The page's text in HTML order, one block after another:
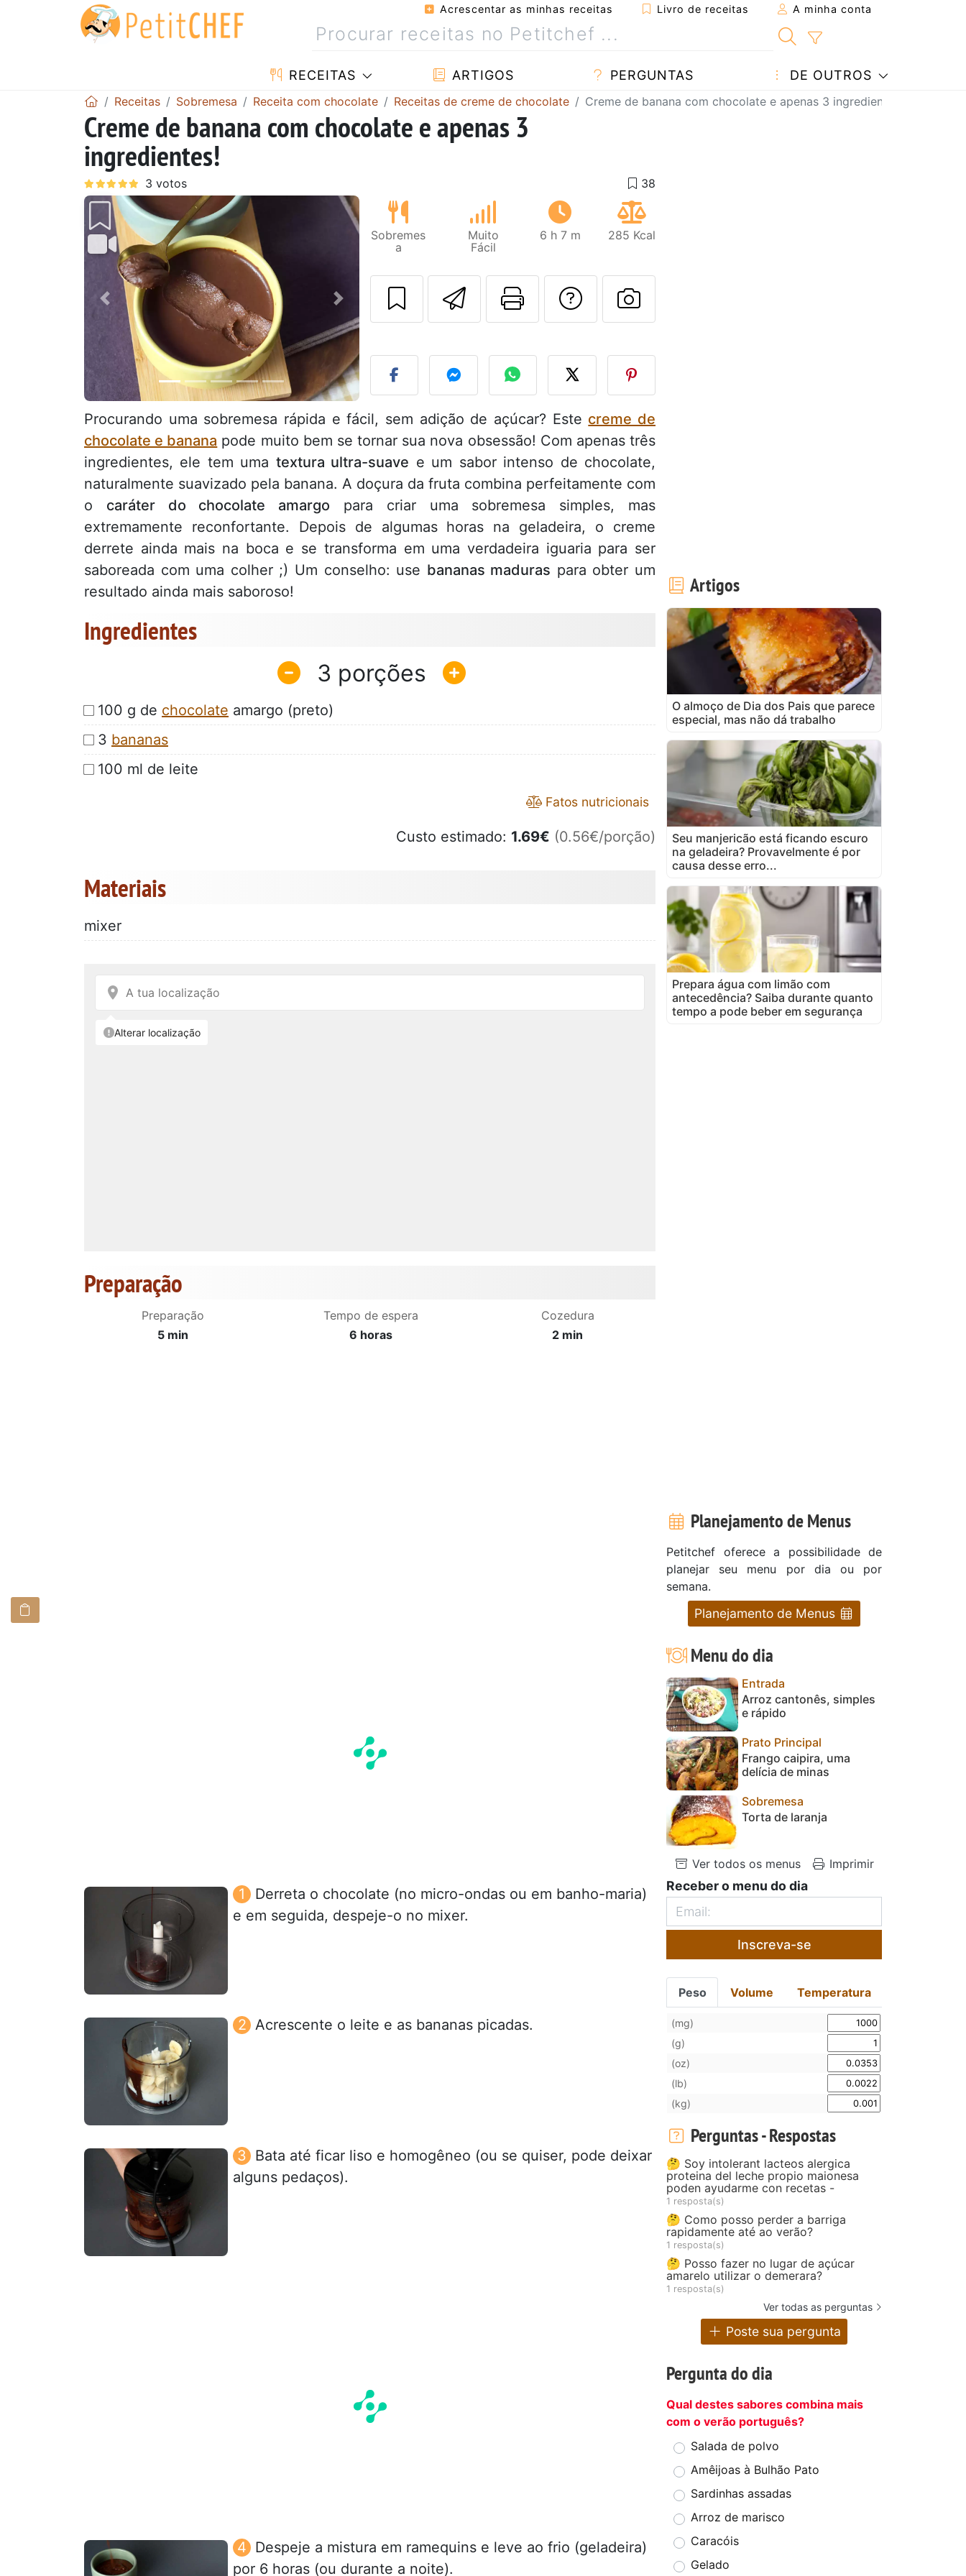
Acrescentar as minhas receitas Livro de receitas A minha conta
RECEITAS ARTIGOS PERGUNTAS DE OUTROS
Receitas Sobremesa Receita com chocolate Receitas de creme de chocolate Creme de banana com chocolate e apenas 3 ingredientes!
Creme de banana com chocolate e apenas 3
ingredientes!
Anterior Next
Sobremes
a
Muito
Fácil
6 h 7 m 285 Kcal
Enviar esta receita a um amigo
Imprima esta página
Falar com o autor da receita
Fez esta receita? Compartilhe
Procurando uma sobremesa rápida e fácil, sem adição de açúcar? Este creme de
chocolate e banana pode muito bem se tornar sua nova obsessão! Com apenas três
ingredientes, ele tem uma textura ultra-suave e um sabor intenso de chocolate,
naturalmente suavizado pela banana. A doçura da fruta combina perfeitamente com
o caráter do chocolate amargo para criar uma sobremesa simples, mas
extremamente reconfortante. Depois de algumas horas na geladeira, o creme
derrete ainda mais na boca e se transforma em uma verdadeira iguaria para ser
saboreada com uma colher ;) Um conselho: use bananas maduras para obter um
resultado ainda mais saboroso!
Ingredientes
3
100 g de chocolate amargo (preto)
3 bananas
100 ml de leite
Fatos nutricionais
Custo estimado: 1.69€ (0.56€/porção)
Materiais
mixer
Preparação
Preparação
5 min
Tempo de espera
6 horas
Cozedura
2 min
Derreta o chocolate (no micro-ondas ou em banho-maria)
e em seguida, despeje-o no mixer.
Acrescente o leite e as bananas picadas.
Bata até ficar liso e homogêneo (ou se quiser, pode deixar
alguns pedaços).
Despeje a mistura em ramequins e leve ao frio (geladeira)
por 6 horas (ou durante a noite).
Artigos
O almoço de Dia dos Pais que parece
especial, mas não dá trabalho
Seu manjericão está ficando escuro
na geladeira? Provavelmente é por
causa desse erro...
Prepara água com limão com
antecedência? Saiba durante quanto
tempo a pode beber em segurança
Planejamento de Menus
Petitchef oferece a possibilidade de
planejar seu menu por dia ou por
semana.
Planejamento de Menus
Menu do dia
Entrada
Arroz cantonês, simples
e rápido
Prato Principal
Frango caipira, uma
delícia de minas
Sobremesa
Torta de laranja
Ver todos os menus Imprimir
Receber o menu do dia
Inscreva-se
Peso Volume Temperatura
(mg)
(g)
(oz)
(lb)
(kg)
Perguntas - Respostas
🤔 Soy intolerant lacteos alergica
proteina del leche propio maionesa
poden ayudarme con recetas -
1 resposta(s)
🤔 Como posso perder a barriga
rapidamente até ao verão?
1 resposta(s)
🤔 Posso fazer no lugar de açúcar
amarelo utilizar o demerara?
1 resposta(s)
Ver todas as perguntas
Poste sua pergunta
Pergunta do dia
Qual destes sabores combina mais
com o verão português?
Salada de polvo
Amêijoas à Bulhão Pato
Sardinhas assadas
Arroz de marisco
Caracóis
Gelado